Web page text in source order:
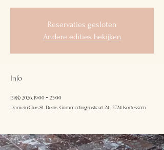
Reservaties gesloten
Andere edities bekijken
Info
13 feb 2026, 19:00 – 23:00
Domein Clos St. Denis, Grimmertingenstraat 24, 3724 Kortessem